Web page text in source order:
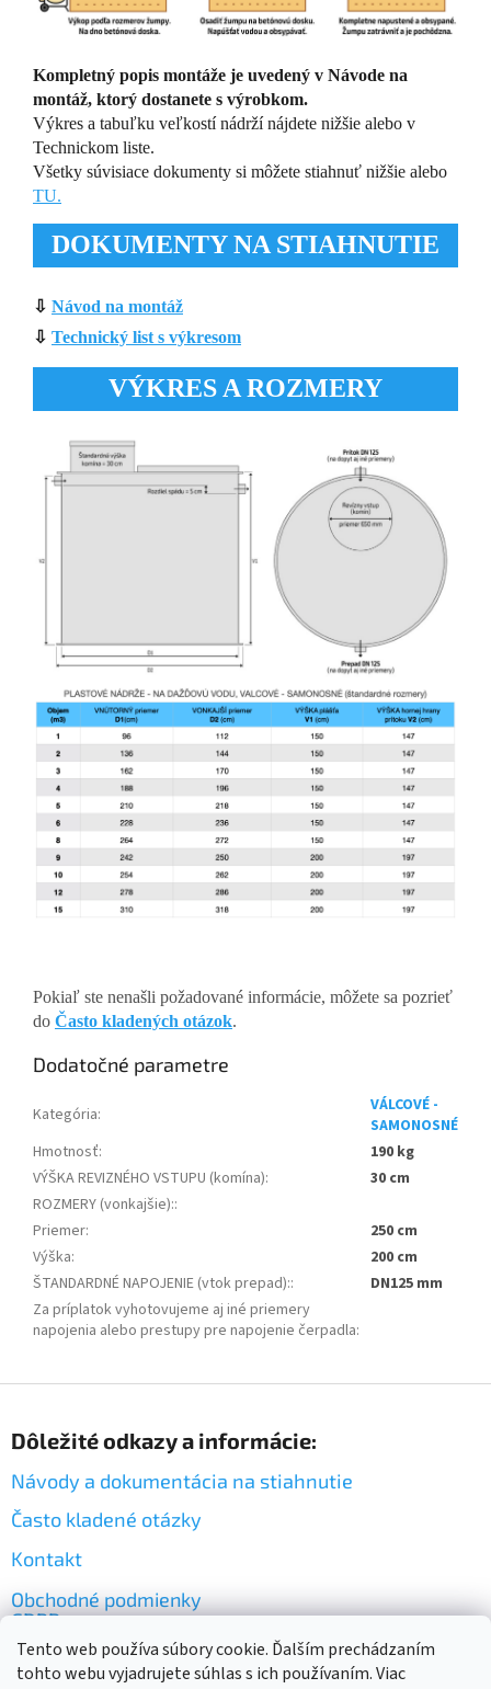
Tento web používa súbory cookie. Ďalším prechádzaním
tohto webu vyjadrujete súhlas s ich používaním. Viac
Kompletný popis montáže je uvedený v Návode na
montáž, ktorý dostanete s výrobkom.
Výkres a tabuľku veľkostí nádrží nájdete nižšie alebo v
Technickom liste.
Všetky súvisiace dokumenty si môžete stiahnuť nižšie alebo
TU.
DOKUMENTY NA STIAHNUTIE
⇩ Návod na montáž
⇩ Technický list s výkresom
VÝKRES A ROZMERY
Pokiaľ ste nenašli požadované informácie, môžete sa pozrieť
do Často kladených otázok.
Dodatočné parametre
Kategória:
VÁLCOVÉ -
SAMONOSNÉ
Hmotnosť:
190 kg
VÝŠKA REVIZNÉHO VSTUPU (komína):
30 cm
ROZMERY (vonkajšie)::
Priemer:
250 cm
Výška:
200 cm
ŠTANDARDNÉ NAPOJENIE (vtok prepad)::
DN125 mm
Za príplatok vyhotovujeme aj iné priemery
napojenia alebo prestupy pre napojenie čerpadla:
Dôležité odkazy a informácie:
Návody a dokumentácia na stiahnutie
Často kladené otázky
Kontakt
Obchodné podmienky
GDPR